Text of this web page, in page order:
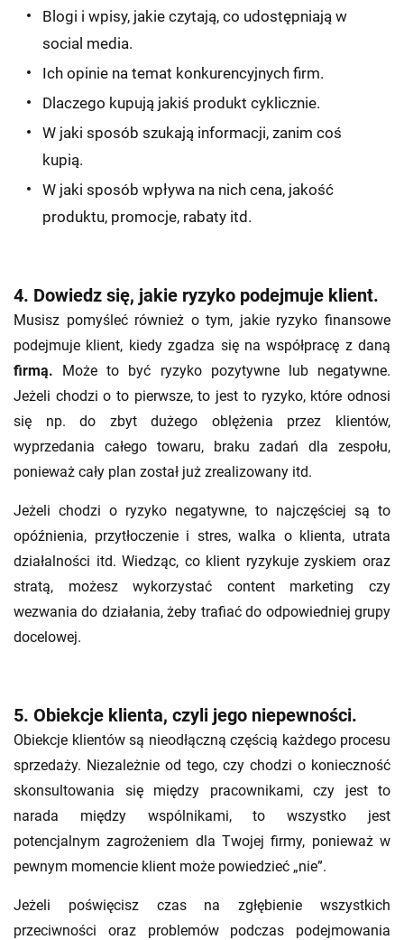
Blogi i wpisy, jakie czytają, co udostępniają w
social media.
Ich opinie na temat konkurencyjnych firm.
Dlaczego kupują jakiś produkt cyklicznie.
W jaki sposób szukają informacji, zanim coś
kupią.
W jaki sposób wpływa na nich cena, jakość
produktu, promocje, rabaty itd.
4. Dowiedz się, jakie ryzyko podejmuje klient.
Musisz pomyśleć również o tym, jakie ryzyko finansowe
podejmuje klient, kiedy zgadza się na współpracę z daną
firmą. Może to być ryzyko pozytywne lub negatywne.
Jeżeli chodzi o to pierwsze, to jest to ryzyko, które odnosi
się np. do zbyt dużego oblężenia przez klientów,
wyprzedania całego towaru, braku zadań dla zespołu,
ponieważ cały plan został już zrealizowany itd.
Jeżeli chodzi o ryzyko negatywne, to najczęściej są to
opóźnienia, przytłoczenie i stres, walka o klienta, utrata
działalności itd. Wiedząc, co klient ryzykuje zyskiem oraz
stratą, możesz wykorzystać content marketing czy
wezwania do działania, żeby trafiać do odpowiedniej grupy
docelowej.
5. Obiekcje klienta, czyli jego niepewności.
Obiekcje klientów są nieodłączną częścią każdego procesu
sprzedaży. Niezależnie od tego, czy chodzi o konieczność
skonsultowania się między pracownikami, czy jest to
narada między wspólnikami, to wszystko jest
potencjalnym zagrożeniem dla Twojej firmy, ponieważ w
pewnym momencie klient może powiedzieć „nie”.
Jeżeli poświęcisz czas na zgłębienie wszystkich
przeciwności oraz problemów podczas podejmowania